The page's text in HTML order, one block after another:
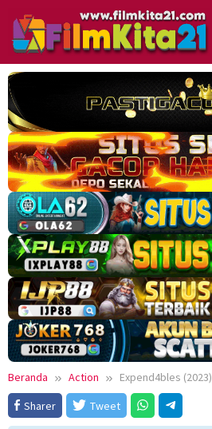
konten
Beranda Action
Expend4bles (2023)
Sharer
Tweet